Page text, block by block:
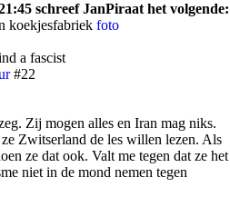
schreef JanPiraat het volgende:
koekjesfabriek foto
a fascist
#22
Zij mogen alles en Iran mag niks.
Zwitserland de les willen lezen. Als
ze dat ook. Valt me tegen dat ze het
niet in de mond nemen tegen